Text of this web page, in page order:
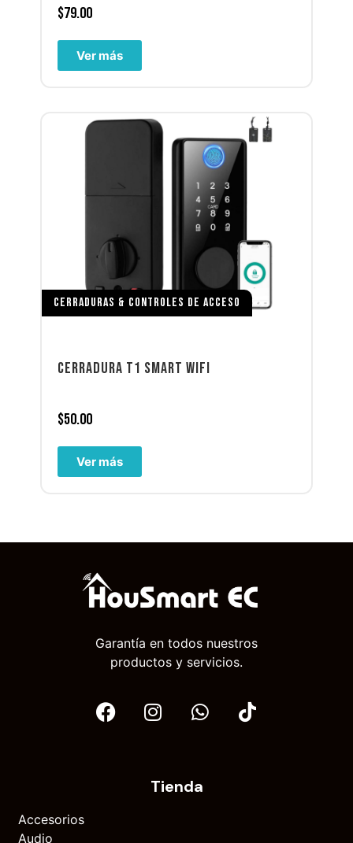
$79.00
Ver más
CERRADURAS & CONTROLES DE ACCESO
CERRADURA T1 SMART WIFI
$50.00
Ver más
Garantía en todos nuestros
productos y servicios.
Tienda
Accesorios
Audio